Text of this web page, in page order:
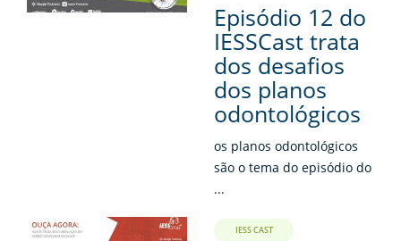
Episódio 12 do
IESSCast trata
dos desafios
dos planos
odontológicos
os planos odontológicos
são o tema do episódio do
...
IESS CAST